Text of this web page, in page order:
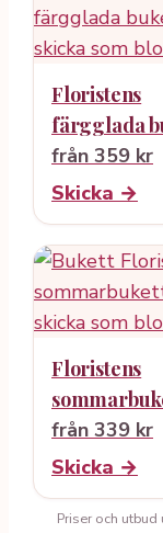
Floristens
färgglada
från 359 kr
Skicka →
Floristens
från 339 kr
Skicka →
Priser och